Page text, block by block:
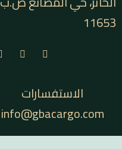
للتواصل
966533676625